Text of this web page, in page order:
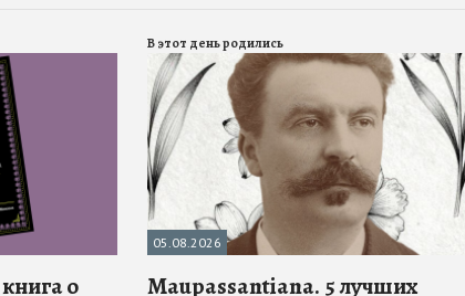
о
В этот день родились
05.08.2026
Maupassantiana. 5 лучших